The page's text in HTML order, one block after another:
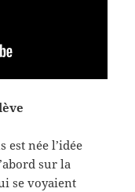
est née l’idée
sur la
se voyaient